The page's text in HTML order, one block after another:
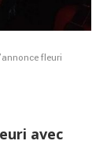
fleuri
avec